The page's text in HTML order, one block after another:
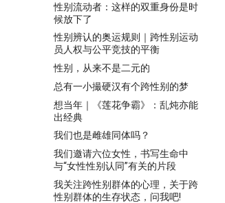
性别流动者：这样的双重身份是时
候放下了
性别辨认的奥运规则｜跨性别运动
员人权与公平竞技的平衡
性别，从来不是二元的
总有一小撮硬汉有个跨性别的梦
想当年｜《莲花争霸》：乱炖亦能
出经典
我们也是雌雄同体吗？
我们邀请六位女性，书写生命中
与“女性性别认同”有关的片段
我关注跨性别群体的心理，关于跨
性别群体的生存状态，问我吧!